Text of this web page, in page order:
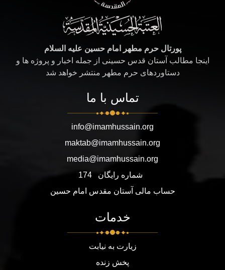
پورتال حرم مطهر امام حسین علیه السلام
اینجا مطالب آستان قدس حسینی از جمله اخبار و پروژه ها و
دستاوردهای حرم مطهر منتشر خواهد شد
تماس با ما
info@imamhussain.org
maktab@imamhussain.org
media@imamhussain.org
شماره رایگان
174
حساب مالی آستان مقدس امام حسین
خدمات
زیارت به نیابت
پخش زنده